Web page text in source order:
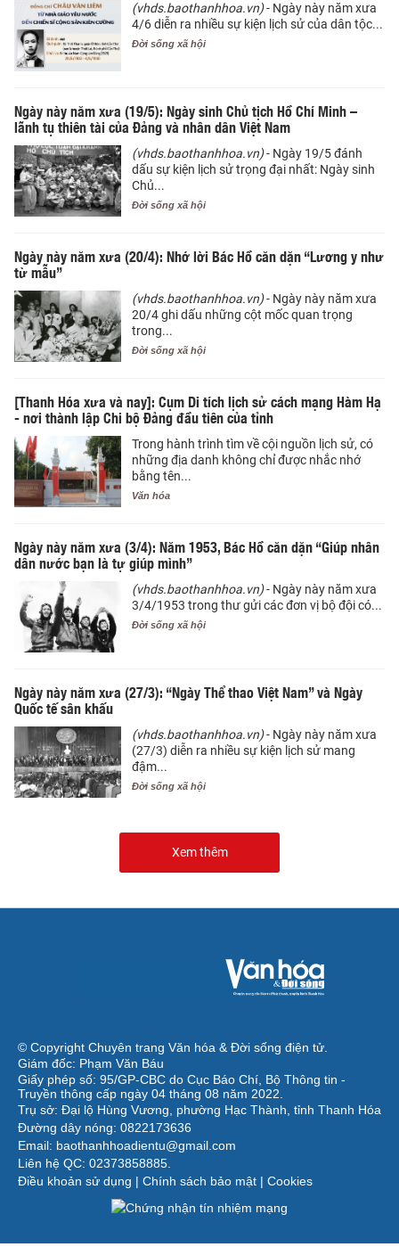
(vhds.baothanhhoa.vn)- Ngày này năm xưa
4/6 diễn ra nhiều sự kiện lịch sử của dân tộc...
Đời sống xã hội
Ngày này năm xưa (19/5): Ngày sinh Chủ tịch Hồ Chí Minh –
lãnh tụ thiên tài của Đảng và nhân dân Việt Nam
(vhds.baothanhhoa.vn)- Ngày 19/5 đánh
dấu sự kiện lịch sử trọng đại nhất: Ngày sinh
Chủ...
Đời sống xã hội
Ngày này năm xưa (20/4): Nhớ lời Bác Hồ căn dặn “Lương y như
từ mẫu”
(vhds.baothanhhoa.vn)- Ngày này năm xưa
20/4 ghi dấu những cột mốc quan trọng
trong...
Đời sống xã hội
[Thanh Hóa xưa và nay]: Cụm Di tích lịch sử cách mạng Hàm Hạ
- nơi thành lập Chi bộ Đảng đầu tiên của tỉnh
Trong hành trình tìm về cội nguồn lịch sử, có
những địa danh không chỉ được nhắc nhớ
bằng tên...
Văn hóa
Ngày này năm xưa (3/4): Năm 1953, Bác Hồ căn dặn “​Giúp nhân
dân nước bạn là tự giúp mình”
(vhds.baothanhhoa.vn)- Ngày này năm xưa
3/4/1953 trong thư gửi các đơn vị bộ đội có...
Đời sống xã hội
Ngày này năm xưa (27/3): “Ngày Thể thao Việt Nam” và Ngày
Quốc tế sân khấu
(vhds.baothanhhoa.vn)- Ngày này năm xưa
(27/3) diễn ra nhiều sự kiện lịch sử mang
đậm...
Đời sống xã hội
Xem thêm
© Copyright Chuyên trang Văn hóa & Đời sống điện tử.
Giám đốc: Phạm Văn Báu
Giấy phép số: 95/GP-CBC do Cục Báo Chí, Bộ Thông tin -
Truyền thông cấp ngày 04 tháng 08 năm 2022.
Trụ sở: Đại lộ Hùng Vương, phường Hạc Thành, tỉnh Thanh Hóa
Đường dây nóng: 0822173636
Email: baothanhhoadientu@gmail.com
Liên hệ QC: 02373858885.
Điều khoản sử dụng | Chính sách bảo mật | Cookies